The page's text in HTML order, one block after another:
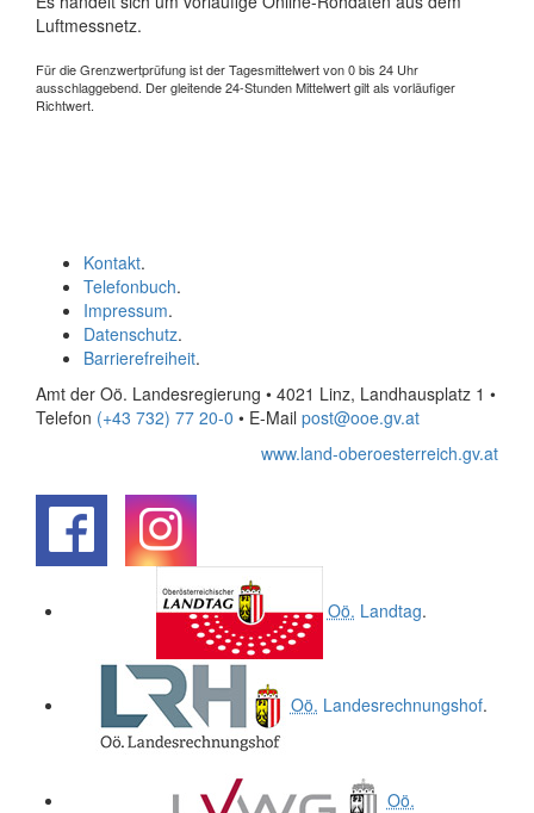
Luftmessnetz.
Für die Grenzwertprüfung ist der Tagesmittelwert von 0 bis 24 Uhr
ausschlaggebend. Der gleitende 24-Stunden Mittelwert gilt als vorläufiger
Richtwert.
Kontakt.
Telefonbuch.
Impressum.
Datenschutz.
Barrierefreiheit.
Amt der Oö. Landesregierung • 4021 Linz, Landhausplatz 1 •
Telefon (+43 732) 77 20-0 • E-Mail post@ooe.gv.at
www.land-oberoesterreich.gv.at
Oö. Landtag.
Oö. Landesrechnungshof.
Oö.